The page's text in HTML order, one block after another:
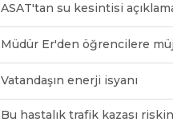
ASAT'tan su kesintisi
Müdür Er'den öğrencilere
Vatandaşın enerji isyanı
Bu hastalık trafik kazası